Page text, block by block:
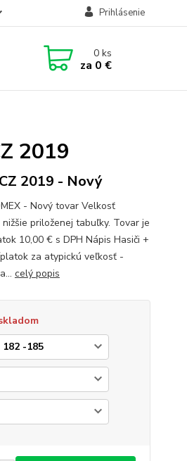
Prihlásenie
0ks
za 0 €
2019
2019 - Nový
- Nový tovar Velkosť
priloženej tabuľky. Tovar je
10,00 € s DPH Nápis Hasiči +
za atypickú veľkosť -
celý popis